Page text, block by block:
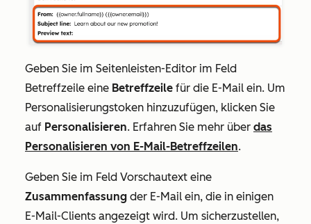
Geben Sie im Seitenleisten-Editor im Feld
Betreffzeile eine Betreffzeile für die E-Mail ein. Um
Personalisierungstoken hinzuzufügen, klicken Sie
auf Personalisieren. Erfahren Sie mehr über das
Personalisieren von E-Mail-Betreffzeilen.
Geben Sie im Feld Vorschautext eine
Zusammenfassung der E-Mail ein, die in einigen
E-Mail-Clients angezeigt wird. Um sicherzustellen,